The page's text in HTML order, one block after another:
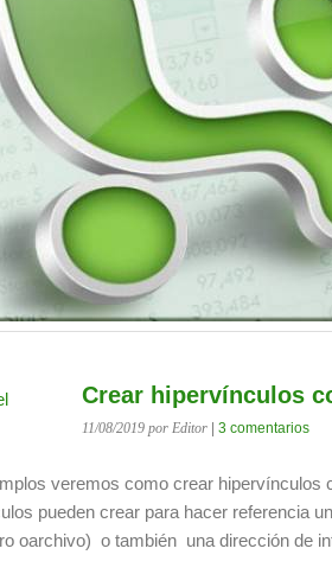
Crear hipervínculos
11/08/2019 por Editor| 3 comentarios
veremos como crear hipervínculos
pueden crear para hacer referencia
oarchivo) o también una dirección de